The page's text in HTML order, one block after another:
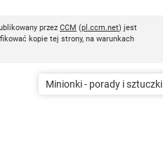
przez CCM (pl.ccm.net) jest
kopie tej strony, na warunkach
Minionki - porady i sztuczki